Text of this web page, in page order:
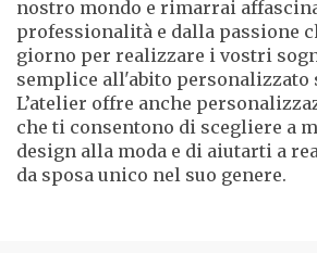
nostro mondo e rimarrai
professionalità e dalla passione
giorno per realizzare i vostri
semplice all'abito personalizzato
L’atelier offre anche
che ti consentono di scegliere a
design alla moda e di aiutarti a
da sposa unico nel suo genere.